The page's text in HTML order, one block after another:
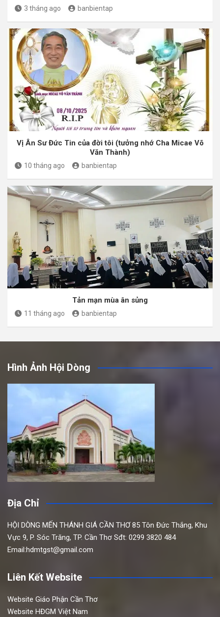
3 tháng ago banbientap
Vị Ân Sư Đức Tin của đời tôi (tưởng nhớ Cha Micae Võ
Văn Thành)
10 tháng ago banbientap
Tản mạn mùa ân sủng
11 tháng ago banbientap
Hình Ảnh Hội Dòng
Địa Chỉ
HỘI DÒNG MẾN THÁNH GIÁ CẦN THƠ 85 Tôn Đức Thắng, Khu
Vực 9, P. Sóc Trăng, TP. Cần Thơ Sđt: 0299 3820 484
Email:hdmtgst@gmail.com
Liên Kết Website
Website Giáo Phận Cần Thơ
Website HĐGM Việt Nam